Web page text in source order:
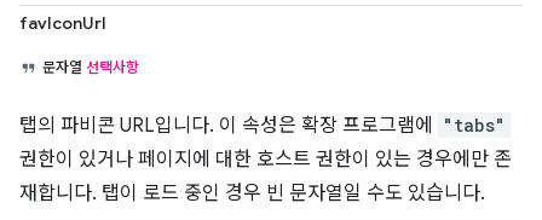
favIconUrl
문자열 선택사항
탭의 파비콘 URL입니다. 이 속성은 확장 프로그램에 "tabs"
권한이 있거나 페이지에 대한 호스트 권한이 있는 경우에만 존
재합니다. 탭이 로드 중인 경우 빈 문자열일 수도 있습니다.